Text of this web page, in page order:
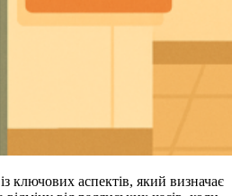
ключових аспектів, який визначає